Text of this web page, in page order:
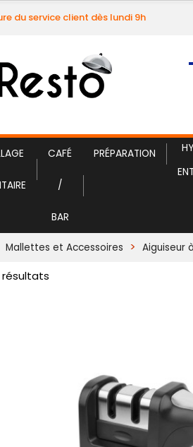
du service client dès lundi 9h
CAFÉ
/
BAR
PRÉPARATION
Mallettes et Accessoires Aiguiseur
résultats